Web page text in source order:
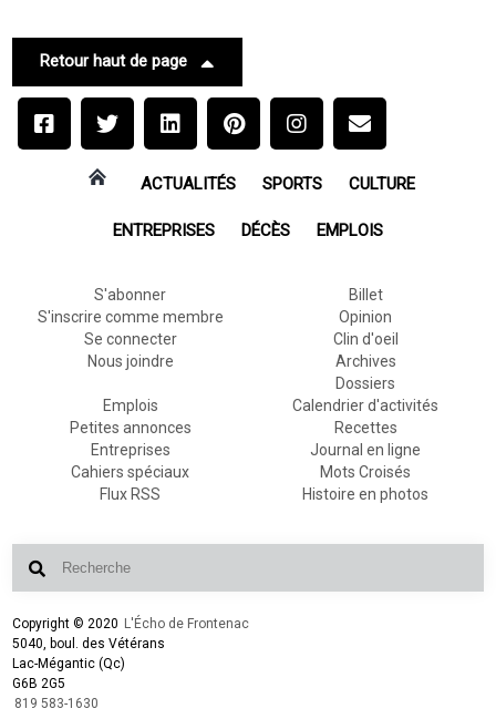
Retour haut de page
ACTUALITÉS SPORTS CULTURE
ENTREPRISES DÉCÈS EMPLOIS
S'abonner
S'inscrire comme membre
Se connecter
Nous joindre
Billet
Opinion
Clin d'oeil
Archives
Dossiers
Emplois
Petites annonces
Entreprises
Cahiers spéciaux
Flux RSS
Calendrier d'activités
Recettes
Journal en ligne
Mots Croisés
Histoire en photos
Copyright © 2020 L'Écho de Frontenac
5040, boul. des Vétérans
Lac-Mégantic (Qc)
G6B 2G5
819 583-1630